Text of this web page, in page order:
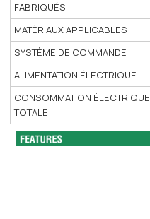
FABRIQUÉS
MATÉRIAUX APPLICABLES
SYSTÈME DE COMMANDE
ALIMENTATION ÉLECTRIQUE
CONSOMMATION ÉLECTRIQUE
TOTALE